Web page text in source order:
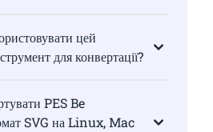
цей
для конвертації?
PES Be
SVG на Linux, Mac